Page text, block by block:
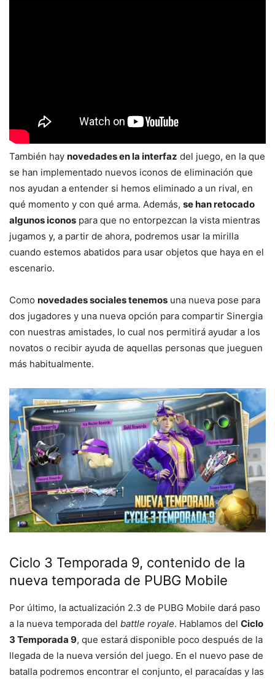
También hay novedades en la interfaz del juego, en la que
se han implementado nuevos iconos de eliminación que
nos ayudan a entender si hemos eliminado a un rival, en
qué momento y con qué arma. Además, se han retocado
algunos iconos para que no entorpezcan la vista mientras
jugamos y, a partir de ahora, podremos usar la mirilla
cuando estemos abatidos para usar objetos que haya en el
escenario.
Como novedades sociales tenemos una nueva pose para
dos jugadores y una nueva opción para compartir Sinergia
con nuestras amistades, lo cual nos permitirá ayudar a los
novatos o recibir ayuda de aquellas personas que jueguen
más habitualmente.
Ciclo 3 Temporada 9, contenido de la
nueva temporada de PUBG Mobile
Por último, la actualización 2.3 de PUBG Mobile dará paso
a la nueva temporada del battle royale. Hablamos del Ciclo
3 Temporada 9, que estará disponible poco después de la
llegada de la nueva versión del juego. En el nuevo pase de
batalla podremos encontrar el conjunto, el paracaídas y las